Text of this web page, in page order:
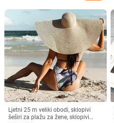
Ljetni 25 m veliki obodi, sklopivi
šeširi za plažu za žene, sklopivi